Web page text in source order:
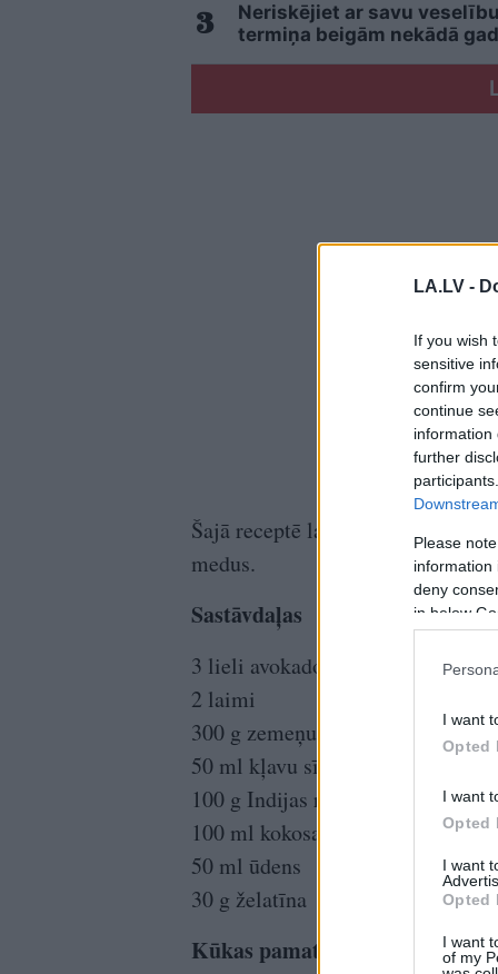
LA.LV -
If you wish
sensitive
confirm
continue
information
further
Please
information
deny
in below
I want
Opted
I want
Opted
I want
Opted
I want
of my
Neriskējiet ar savu
termiņa beigām nekādā
Šajā receptē laikums var aizstāt
medus.
Sastāvdaļas
3 lieli avokado
2 laimi
300 g zemeņu
50 ml kļavu sīrupa
100 g Indijas riekstu
100 ml kokosa piena
50 ml ūdens
30 g želatīna
Kūkas pamatnei: